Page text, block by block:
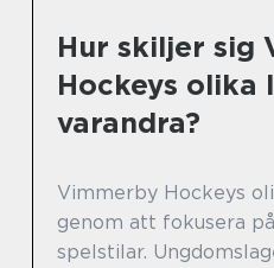
Hur skiljer sig
Hockeys olika
varandra?
Vimmerby Hockeys
genom att fokusera
spelstilar.